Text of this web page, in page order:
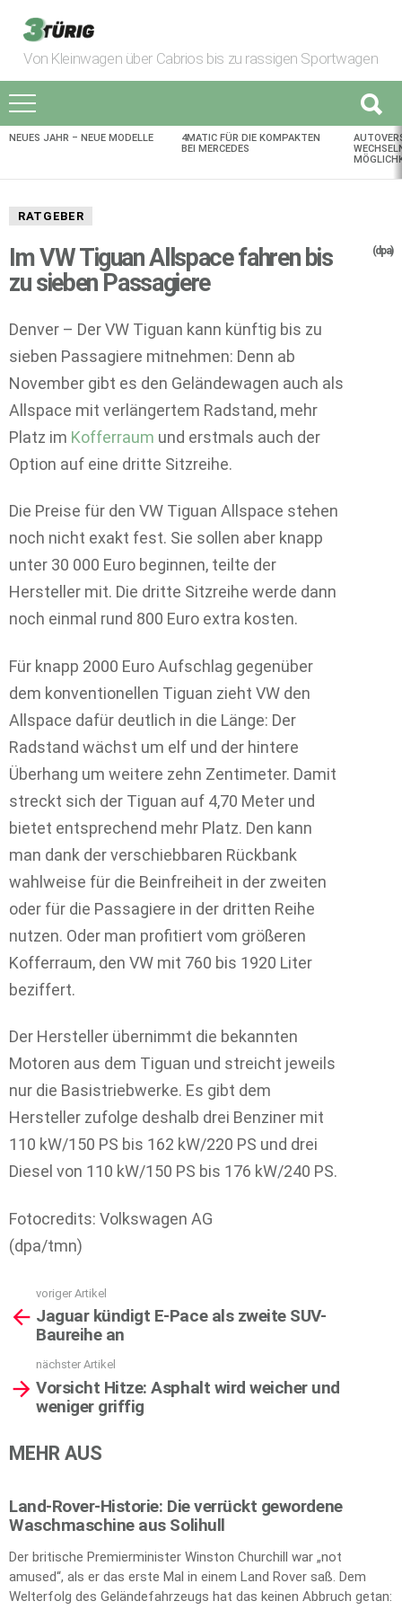
Von Kleinwagen über Cabrios bis zu rassigen Sportwagen
AKTUELLES
NEUES JAHR – NEUE MODELLE
4MATIC FÜR DIE KOMPAKTEN
BEI MERCEDES
RATGEBER
Im VW Tiguan Allspace fahren bis
zu sieben Passagiere
(dpa)
Denver – Der VW Tiguan kann künftig bis zu
sieben Passagiere mitnehmen: Denn ab
November gibt es den Geländewagen auch als
Allspace mit verlängertem Radstand, mehr
Platz im Kofferraum und erstmals auch der
Option auf eine dritte Sitzreihe.
Die Preise für den VW Tiguan Allspace stehen
noch nicht exakt fest. Sie sollen aber knapp
unter 30 000 Euro beginnen, teilte der
Hersteller mit. Die dritte Sitzreihe werde dann
noch einmal rund 800 Euro extra kosten.
Für knapp 2000 Euro Aufschlag gegenüber
dem konventionellen Tiguan zieht VW den
Allspace dafür deutlich in die Länge: Der
Radstand wächst um elf und der hintere
Überhang um weitere zehn Zentimeter. Damit
streckt sich der Tiguan auf 4,70 Meter und
bietet entsprechend mehr Platz. Den kann
man dank der verschiebbaren Rückbank
wahlweise für die Beinfreiheit in der zweiten
oder für die Passagiere in der dritten Reihe
nutzen. Oder man profitiert vom größeren
Kofferraum, den VW mit 760 bis 1920 Liter
beziffert.
Der Hersteller übernimmt die bekannten
Motoren aus dem Tiguan und streicht jeweils
nur die Basistriebwerke. Es gibt dem
Hersteller zufolge deshalb drei Benziner mit
110 kW/150 PS bis 162 kW/220 PS und drei
Diesel von 110 kW/150 PS bis 176 kW/240 PS.
Fotocredits: Volkswagen AG
(dpa/tmn)
more
voriger Artikel
Jaguar kündigt E-Pace als zweite SUV-
Baureihe an
nächster Artikel
Vorsicht Hitze: Asphalt wird weicher und
weniger griffig
MEHR AUS
Land-Rover-Historie: Die verrückt gewordene
Waschmaschine aus Solihull
Der britische Premierminister Winston Churchill war „not
amused“, als er das erste Mal in einem Land Rover saß. Dem
Welterfolg des Geländefahrzeugs hat das keinen Abbruch getan: